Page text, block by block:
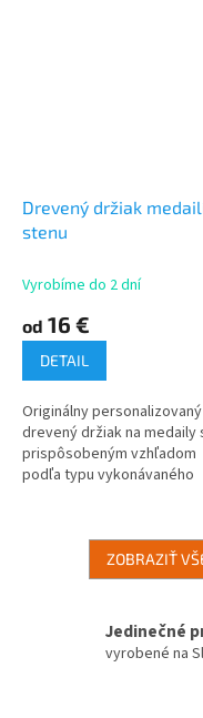
Drevený držiak
stenu
Vyrobíme do 2 dní
od 16 €
DETAIL
Originálny personalizovaný
drevený držiak na medaily
prispôsobeným vzhľadom
podľa typu vykonávaného
ZOBRAZIŤ
Jedinečné
vyrobené na